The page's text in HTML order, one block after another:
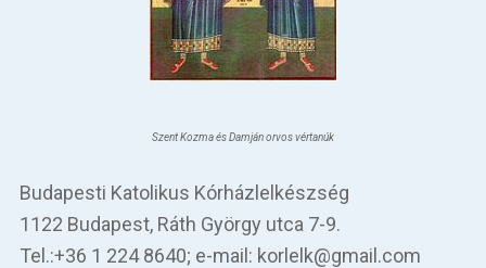
Szent Kozma és Damján orvos vértanúk
Budapesti Katolikus Kórházlelkészség
1122 Budapest, Ráth György utca 7-9.
Tel.:+36 1 224 8640; e-mail: korlelk@gmail.com